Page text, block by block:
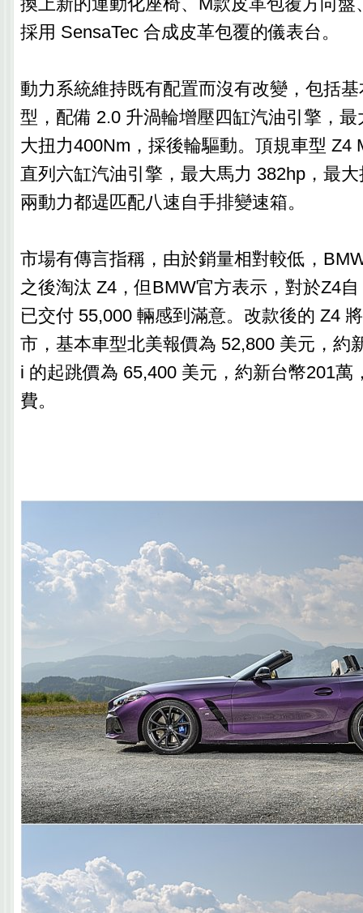
採用 SensaTec 合成皮革包覆的儀表台。
動力系統維持既有配置而沒有改變，包括
型，配備 2.0 升渦輪增壓四缸汽油引擎，
大扭力400Nm，採後輪驅動。頂規車型 Z4
直列六缸汽油引擎，最大馬力 382hp，最
兩動力都遈匹配八速自手排變速箱。
市場有傳言指稱，由於銷量相對較低，
之後淘汰 Z4，但BMW官方表示，對於Z4
已交付 55,000 輛感到滿意。改款後的 Z4
市，基本車型北美報價為 52,800 美元，約
i 的起跳價為 65,400 美元，約新台幣201萬
費。